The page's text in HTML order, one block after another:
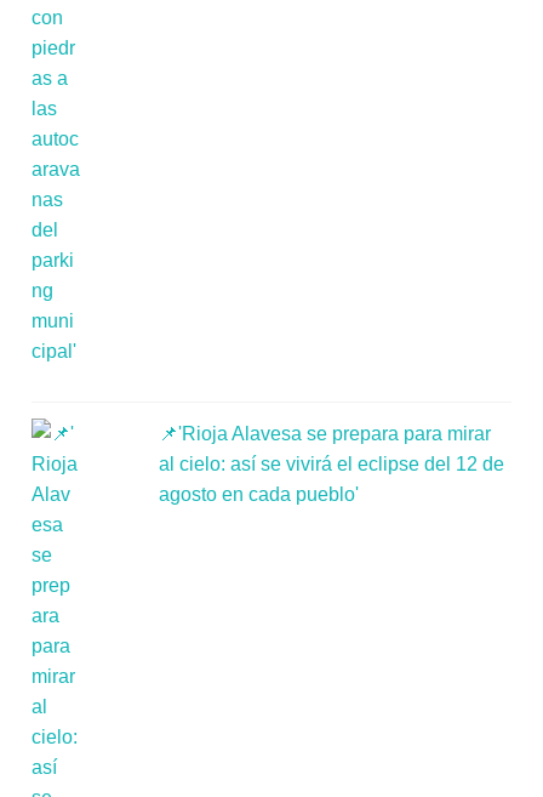
📌'Rioja Alavesa se prepara para mirar
al cielo: así se vivirá el eclipse del 12 de
agosto en cada pueblo'